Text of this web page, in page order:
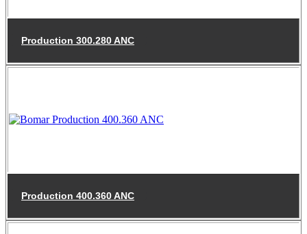
Production 300.280 ANC
Production 400.360 ANC